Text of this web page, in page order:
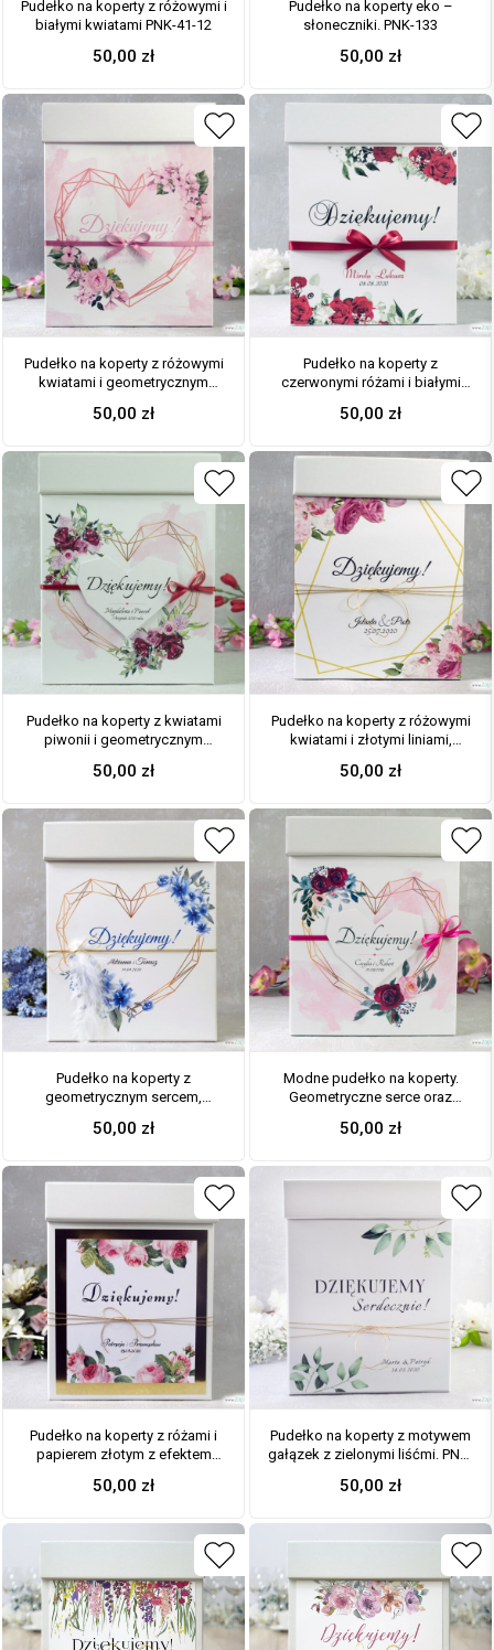
Pudełko na koperty z różowymi i
białymi kwiatami PNK-41-12
50,00 zł
Pudełko na koperty eko –
słoneczniki. PNK-133
50,00 zł
Pudełko na koperty z różowymi
kwiatami i geometrycznym
50,00 zł
Pudełko na koperty z
czerwonymi różami i białymi
50,00 zł
Pudełko na koperty z kwiatami
piwonii i geometrycznym
50,00 zł
Pudełko na koperty z różowymi
kwiatami i złotymi liniami,
50,00 zł
Pudełko na koperty z
geometrycznym sercem,
piórkiem. PNK-41-22
50,00 zł
Modne pudełko na koperty.
Geometryczne serce oraz
06
50,00 zł
Pudełko na koperty z różami i
papierem złotym z efektem
50,00 zł
Pudełko na koperty z motywem
gałązek z zielonymi liśćmi. PNK-
50,00 zł